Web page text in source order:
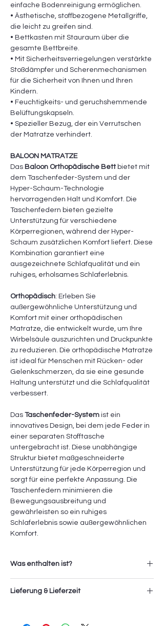
einfache Bodenreinigung ermöglichen.
• Ästhetische, stoffbezogene Metallgriffe,
die leicht zu greifen sind.
• Bettkasten mit Stauraum über die
gesamte Bettbreite.
• Mit Sicherheitsverriegelungen verstärkte
Stoßdämpfer und Scherenmechanismen
für die Sicherheit von Ihnen und Ihren
Kindern.
• Feuchtigkeits- und geruchshemmende
Belüftungskapseln.
• Spezieller Bezug, der ein Verrutschen
der Matratze verhindert.
BALOON MATRATZE
Das Baloon Orthopädische Bett bietet mit
dem Taschenfeder-System und der
Hyper-Schaum-Technologie
hervorragenden Halt und Komfort. Die
Taschenfedern bieten gezielte
Unterstützung für verschiedene
Körperregionen, während der Hyper-
Schaum zusätzlichen Komfort liefert. Diese
Kombination garantiert eine
ausgezeichnete Schlafqualität und ein
ruhiges, erholsames Schlaferlebnis.
Orthopädisch: Erleben Sie
außergewöhnliche Unterstützung und
Komfort mit einer orthopädischen
Matratze, die entwickelt wurde, um Ihre
Wirbelsäule auszurichten und Druckpunkte
zu reduzieren. Die orthopädische Matratze
ist ideal für Menschen mit Rücken- oder
Gelenkschmerzen, da sie eine gesunde
Haltung unterstützt und die Schlafqualität
verbessert.
Das Taschenfeder-System ist ein
innovatives Design, bei dem jede Feder in
einer separaten Stofftasche
untergebracht ist. Diese unabhängige
Struktur bietet maßgeschneiderte
Unterstützung für jede Körperregion und
sorgt für eine perfekte Anpassung. Die
Taschenfedern minimieren die
Bewegungsausbreitung und
gewährleisten so ein ruhiges
Schlaferlebnis sowie außergewöhnlichen
Komfort.
Was enthalten ist?
1x Baloon Bettgestell
Lieferung & Lieferzeit